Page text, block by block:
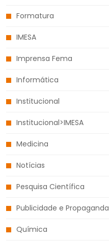
Formatura
IMESA
Imprensa Fema
Informática
Institucional
Institucional>IMESA
Medicina
Notícias
Pesquisa Científica
Publicidade e Propaganda
Química